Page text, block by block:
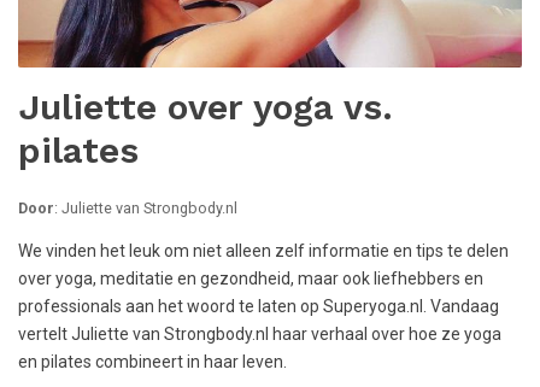
Juliette over yoga vs.
pilates
Door: Juliette van Strongbody.nl
We vinden het leuk om niet alleen zelf informatie en tips te delen
over yoga, meditatie en gezondheid, maar ook liefhebbers en
professionals aan het woord te laten op Superyoga.nl. Vandaag
vertelt Juliette van Strongbody.nl haar verhaal over hoe ze yoga
en pilates combineert in haar leven.